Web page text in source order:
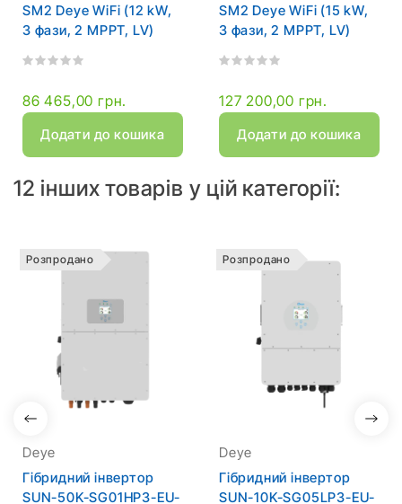
SM2 Deye WiFi (12 kW,
3 фази, 2 MPPT, LV)
86 465,00 грн.
Додати до кошика
SM2 Deye WiFi (15 kW,
3 фази, 2 MPPT, LV)
127 200,00 грн.
Додати до кошика
12 інших товарів у цій категорії:
Розпродано
Deye
Гібридний інвертор
SUN-50K-SG01HP3-EU-
Розпродано
Deye
Гібридний інвертор
SUN-10K-SG05LP3-EU-